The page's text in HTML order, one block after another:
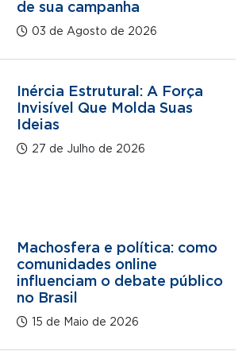
de sua campanha
03 de Agosto de 2026
Inércia Estrutural: A Força
Invisível Que Molda Suas
Ideias
27 de Julho de 2026
Machosfera e política: como
comunidades online
influenciam o debate público
no Brasil
15 de Maio de 2026